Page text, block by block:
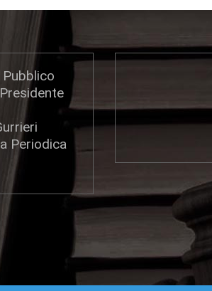
Periodica